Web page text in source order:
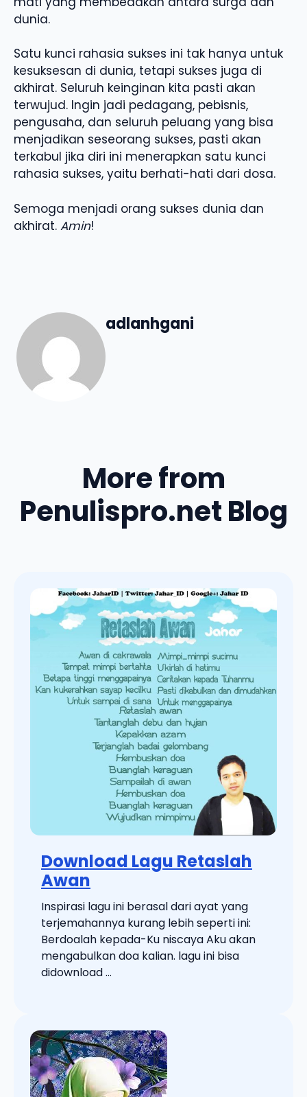
dunia.
Satu kunci rahasia sukses ini tak hanya untuk
kesuksesan di dunia, tetapi sukses juga di
akhirat. Seluruh keinginan kita pasti akan
terwujud. Ingin jadi pedagang, pebisnis,
pengusaha, dan seluruh peluang yang bisa
menjadikan seseorang sukses, pasti akan
terkabul jika diri ini menerapkan satu kunci
rahasia sukses, yaitu berhati-hati dari dosa.
Semoga menjadi orang sukses dunia dan
akhirat. Amin!
adlanhgani
More from
Penulispro.net Blog
Download Lagu Retaslah
Awan
Inspirasi lagu ini berasal dari ayat yang
terjemahannya kurang lebih seperti ini:
Berdoalah kepada-Ku niscaya Aku akan
mengabulkan doa kalian. lagu ini bisa
didownload ...